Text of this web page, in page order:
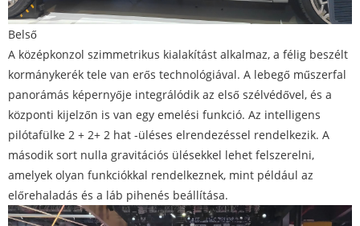
Belső
A középkonzol szimmetrikus kialakítást alkalmaz, a félig beszélt
kormánykerék tele van erős technológiával. A lebegő műszerfal
panorámás képernyője integrálódik az első szélvédővel, és a
központi kijelzőn is van egy emelési funkció. Az intelligens
pilótafülke 2 + 2+ 2 hat -üléses elrendezéssel rendelkezik. A
második sort nulla gravitációs ülésekkel lehet felszerelni,
amelyek olyan funkciókkal rendelkeznek, mint például az
előrehaladás és a láb pihenés beállítása.